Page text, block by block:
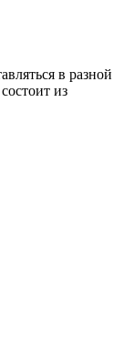
в разной
из